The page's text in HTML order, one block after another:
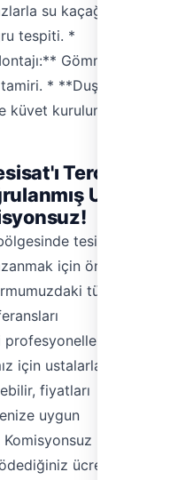
su kaçağının
tespiti. *
Gömme
* **Duş ve
küvet kurulumu,
Tercih
Usta,
tesisatçı
için önemli
tüm
için ustalarla
fiyatları
uygun
ücret